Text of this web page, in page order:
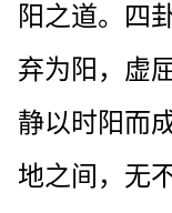
阳之道。四
弃为阳，虚
静以时阳而
地之间，无